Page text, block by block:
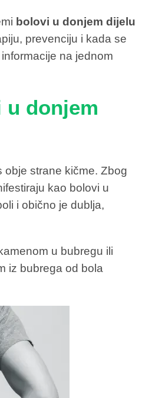
bolovi u donjem dijelu
prevenciju i kada se
na jednom
u donjem
obje strane kičme. Zbog
kao bolovi u
i obično je dublja,
u bubregu ili
iz bubrega od bola